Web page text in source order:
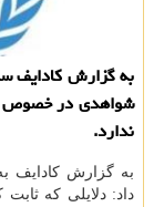
ندارد.
به گزارش كادایف